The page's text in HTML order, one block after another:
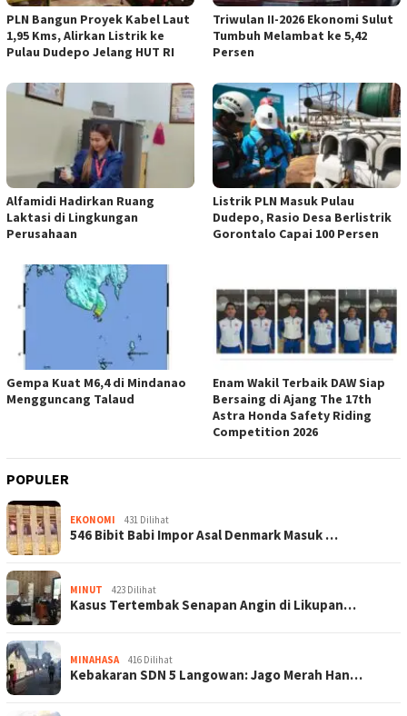
PLN Bangun Proyek Kabel Laut
1,95 Kms, Alirkan Listrik ke
Pulau Dudepo Jelang HUT RI
Triwulan II-2026 Ekonomi Sulut
Tumbuh Melambat ke 5,42
Persen
Alfamidi Hadirkan Ruang
Laktasi di Lingkungan
Perusahaan
Listrik PLN Masuk Pulau
Dudepo, Rasio Desa Berlistrik
Gorontalo Capai 100 Persen
Gempa Kuat M6,4 di Mindanao
Mengguncang Talaud
Enam Wakil Terbaik DAW Siap
Bersaing di Ajang The 17th
Astra Honda Safety Riding
Competition 2026
POPULER
EKONOMI 431 Dilihat
546 Bibit Babi Impor Asal Denmark Masuk …
MINUT 423 Dilihat
Kasus Tertembak Senapan Angin di Likupan…
MINAHASA 416 Dilihat
Kebakaran SDN 5 Langowan: Jago Merah Han…